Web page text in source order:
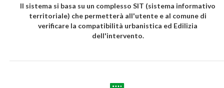
Il sistema si basa su un complesso SIT (sistema informativo
territoriale) che permetterà all'utente e al comune di
verificare la compatibilità urbanistica ed Edilizia
dell'intervento.